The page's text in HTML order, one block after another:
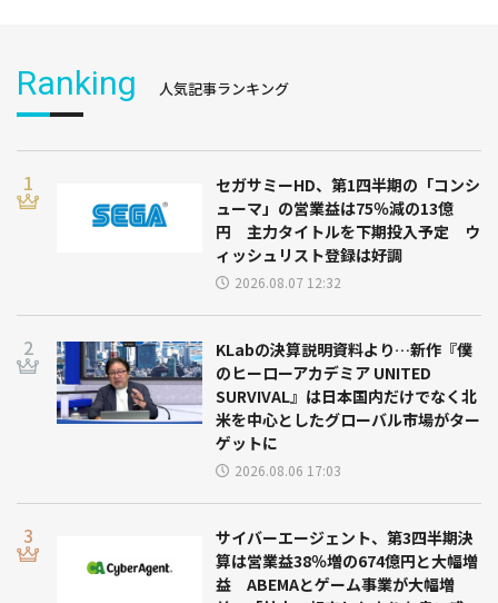
Ranking 人気記事ランキング
セガサミーHD、第1四半期の「コンシ
ューマ」の営業益は75％減の13億
円 主力タイトルを下期投入予定 ウ
ィッシュリスト登録は好調
2026.08.07 12:32
KLabの決算説明資料より…新作『僕
のヒーローアカデミア UNITED
SURVIVAL』は日本国内だけでなく北
米を中心としたグローバル市場がター
ゲットに
2026.08.06 17:03
サイバーエージェント、第3四半期決
算は営業益38％増の674億円と大幅増
益 ABEMAとゲーム事業が大幅増